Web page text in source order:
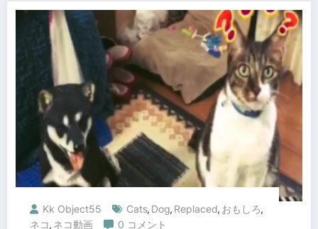
Kk Object55 Cats, Dog, Replaced, おもしろ,
ネコ, ネコ動画 0 コメント